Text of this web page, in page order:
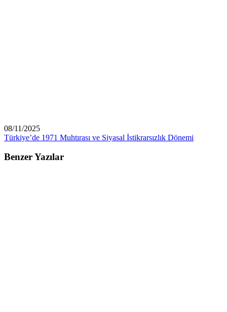
08/11/2025
Türkiye’de 1971 Muhtırası ve Siyasal İstikrarsızlık Dönemi
Benzer Yazılar